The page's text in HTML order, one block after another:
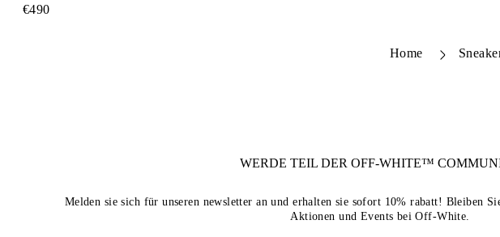
€490
Home
WERDE TEIL DEROFF-WHITE™
Melden sie sich für unseren newsletter an und erhalten sie sofort 10% rabatt! Bleiben
Aktionen und Events bei Off-White.